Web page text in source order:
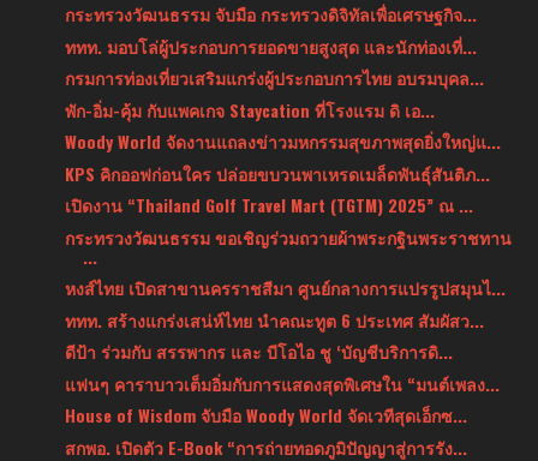
กระทรวงวัฒนธรรม จับมือ กระทรวงดิจิทัลเพื่อเศรษฐกิจ...
ททท. มอบโล่ผู้ประกอบการยอดขายสูงสุด และนักท่องเที่...
กรมการท่องเที่ยวเสริมแกร่งผู้ประกอบการไทย อบรมบุคล...
พัก-อิ่ม-คุ้ม กับแพคเกจ Staycation ที่โรงแรม ดิ เอ...
Woody World จัดงานแถลงข่าวมหกรรมสุขภาพสุดยิ่งใหญ่แ...
KPS คิกออฟก่อนใคร ปล่อยขบวนพาเหรดเมล็ดพันธุ์สันติภ...
เปิดงาน “Thailand Golf Travel Mart (TGTM) 2025” ณ ...
กระทรวงวัฒนธรรม ขอเชิญร่วมถวายผ้าพระกฐินพระราชทาน
...
หงส์ไทย เปิดสาขานครราชสีมา ศูนย์กลางการแปรรูปสมุนไ...
ททท. สร้างแกร่งเสน่ห์ไทย นำคณะทูต 6 ประเทศ สัมผัสว...
ดีป้า ร่วมกับ สรรพากร และ บีโอไอ ชู ‘บัญชีบริการดิ...
แฟนๆ คาราบาวเต็มอิ่มกับการแสดงสุดพิเศษใน “มนต์เพลง...
House of Wisdom จับมือ Woody World จัดเวทีสุดเอ็กซ...
สกพอ. เปิดตัว E-Book “การถ่ายทอดภูมิปัญญาสู่การรัง...